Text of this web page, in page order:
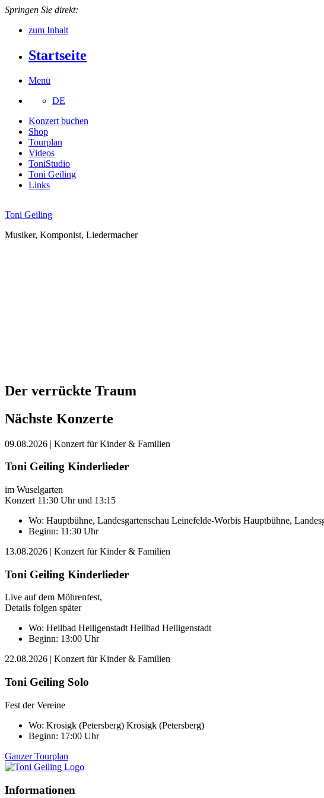
Springen Sie direkt:
zum Inhalt
Startseite
Menü
DE
Konzert buchen
Shop
Tourplan
Videos
ToniStudio
Toni Geiling
Links
Toni Geiling
Musiker, Komponist, Liedermacher
Der verrückte Traum
Nächste Konzerte
09.08.2026 | Konzert für Kinder & Familien
Toni Geiling Kinderlieder
im Wuselgarten
Konzert 11:30 Uhr und 13:15
Wo: Hauptbühne, Landesgartenschau Leinefelde-Worbis Hauptbühne,
Beginn: 11:30 Uhr
13.08.2026 | Konzert für Kinder & Familien
Toni Geiling Kinderlieder
Live auf dem Möhrenfest,
Details folgen später
Wo: Heilbad Heiligenstadt Heilbad Heiligenstadt
Beginn: 13:00 Uhr
22.08.2026 | Konzert für Kinder & Familien
Toni Geiling Solo
Fest der Vereine
Wo: Krosigk (Petersberg) Krosigk (Petersberg)
Beginn: 17:00 Uhr
Ganzer Tourplan
Informationen